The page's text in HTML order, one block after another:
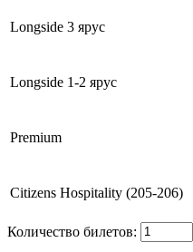
Longside 3 ярус
Longside 1-2 ярус
Premium
Citizens Hospitality (205-206)
Количество билетов: